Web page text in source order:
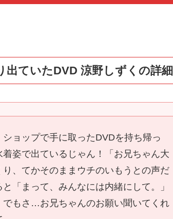
ていたDVD 涼野しずくの詳細
ョップで手に取ったDVDを持ち帰っ
姿で出ているじゃん！「お兄ちゃん大
、てかそのままウチのいもうとの声だ
「まって、みんなには内緒にして。」
でもさ…お兄ちゃんのお願い聞いてくれ